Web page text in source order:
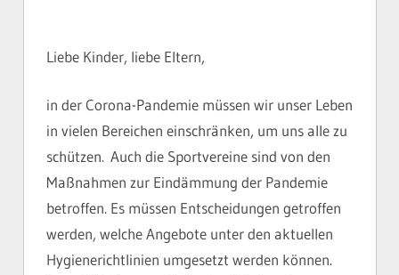
Liebe Kinder, liebe Eltern,
in der Corona-Pandemie müssen wir unser Leben
in vielen Bereichen einschränken, um uns alle zu
schützen. Auch die Sportvereine sind von den
Maßnahmen zur Eindämmung der Pandemie
betroffen. Es müssen Entscheidungen getroffen
werden, welche Angebote unter den aktuellen
Hygienerichtlinien umgesetzt werden können.